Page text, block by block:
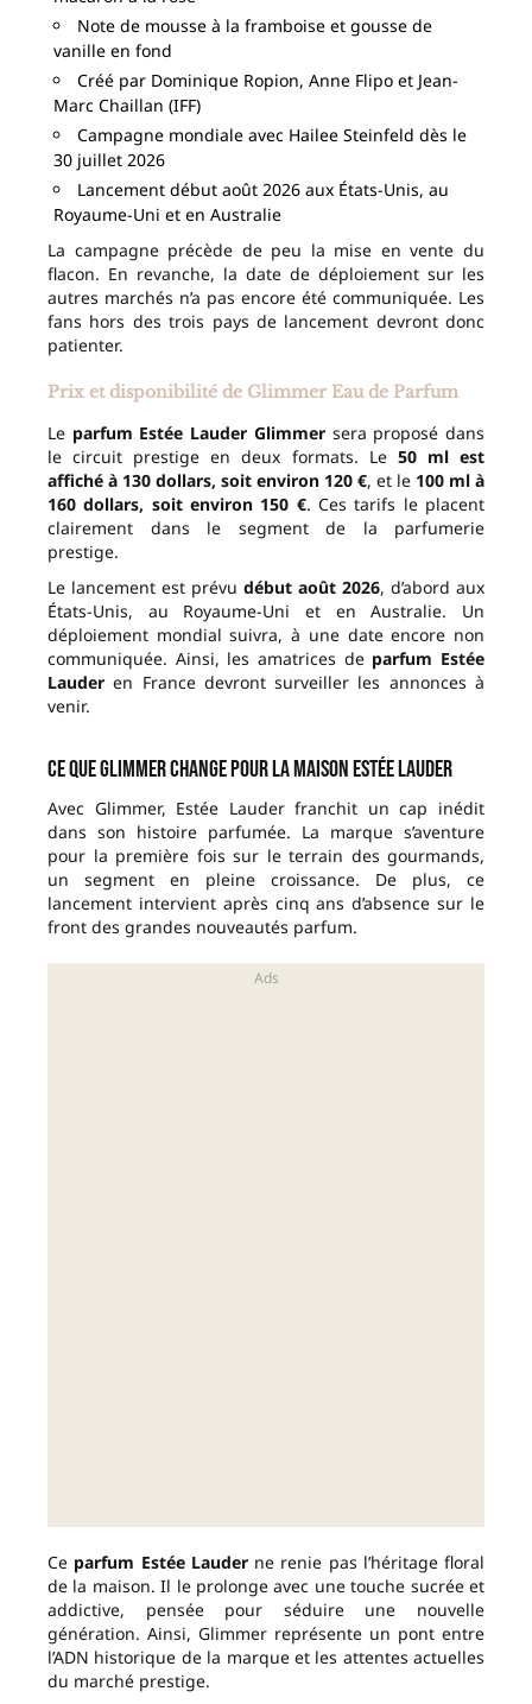
Note de mousse à la framboise et gousse de
vanille en fond
Créé par Dominique Ropion, Anne Flipo et Jean-
Marc Chaillan (IFF)
Campagne mondiale avec Hailee Steinfeld dès le
30 juillet 2026
Lancement début août 2026 aux États-Unis, au
Royaume-Uni et en Australie
La campagne précède de peu la mise en vente du
flacon. En revanche, la date de déploiement sur les
autres marchés n’a pas encore été communiquée. Les
fans hors des trois pays de lancement devront donc
patienter.
Prix et disponibilité de Glimmer Eau de Parfum
Le parfum Estée Lauder Glimmersera proposé dans
le circuit prestige en deux formats. Le 50 ml est
affiché à 130 dollars, soit environ 120 €, et le 100 ml à
160 dollars, soit environ 150 €. Ces tarifs le placent
clairement dans le segment de la parfumerie
prestige.
Le lancement est prévu début août 2026, d’abord aux
États-Unis, au Royaume-Uni et en Australie. Un
déploiement mondial suivra, à une date encore non
communiquée. Ainsi, les amatrices de parfum Estée
Lauder en France devront surveiller les annonces à
venir.
Ce que Glimmer change pour la maison Estée Lauder
Avec Glimmer, Estée Lauder franchit un cap inédit
dans son histoire parfumée. La marque s’aventure
pour la première fois sur le terrain des gourmands,
un segment en pleine croissance. De plus, ce
lancement intervient après cinq ans d’absence sur le
front des grandes nouveautés parfum.
Ce parfum Estée Lauderne renie pas l’héritage floral
de la maison. Il le prolonge avec une touche sucrée et
addictive, pensée pour séduire une nouvelle
génération. Ainsi, Glimmer représente un pont entre
l’ADN historique de la marque et les attentes actuelles
du marché prestige.